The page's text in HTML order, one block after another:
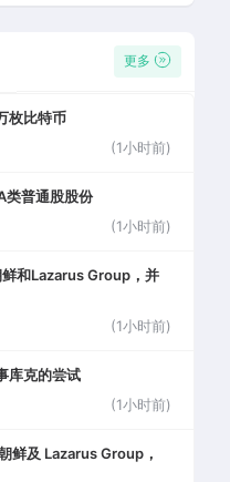
更多
枚比特币
(1小时前)
类普通股股份
(1小时前)
和Lazarus Group，并
(1小时前)
库克的尝试
(1小时前)
鲜及 Lazarus Group，